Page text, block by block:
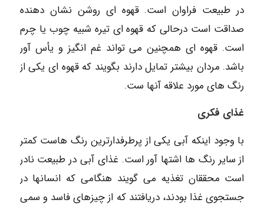
در طبیعت فراوان است. قهوه ای روشن نشان دهنده
صداقت است درحالی که قهوه ای تیره شبیه چوب یا چرم
است. قهوه ای همچنین می تواند غم انگیز و یأس آور
باشد. مردان بیشتر تمایل دارند بگویند که قهوه ای یکی از
رنگ های مورد علاقه آنها ست.
غذای فکری
با وجود اینکه آبی یکی از پرطرفدارترین رنگ هاست کمتر
از سایر رنگ ها اشتها آور است. غذای آبی در طبیعت نادر
است محققان تغذیه می گویند هنگامی که انسانها در
جستجوی غذا بودند، دریافتند که از چیزهای فاسد و سمی